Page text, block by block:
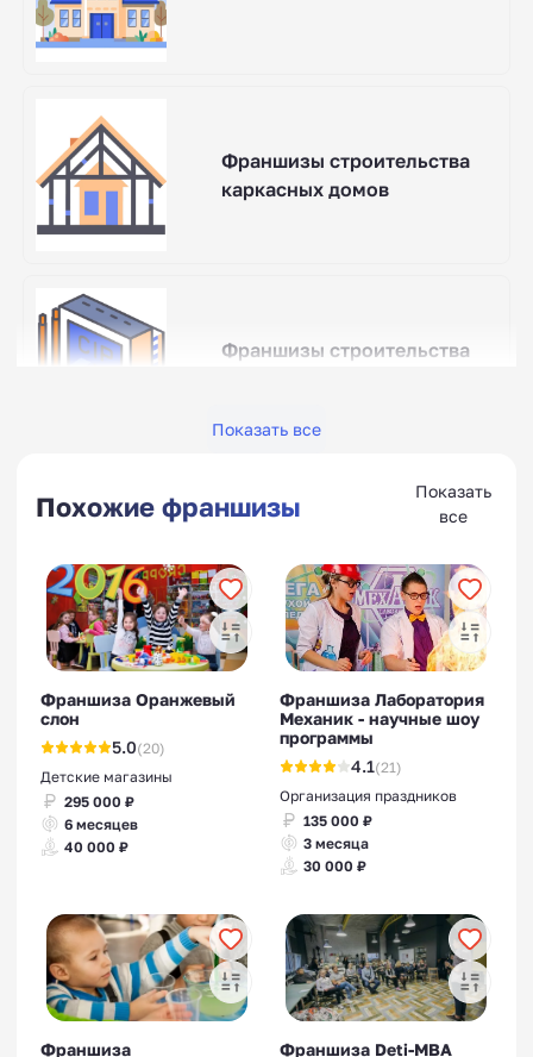
Франшизы строительства
каркасных домов
Франшизы строительства
престарелых
Франшизы детского центра
развития
Франшизы бизнеса для
детей
Показать все
Похожие франшизы
Показать
все
Франшиза Оранжевый
слон
5.0(20)
Детские магазины
295 000 ₽
6 месяцев
40 000 ₽
Франшиза Лаборатория
Механик - научные шоу
программы
4.1(21)
Организация праздников
135 000 ₽
3 месяца
30 000 ₽
Франшиза
Франшиза Deti-MBA